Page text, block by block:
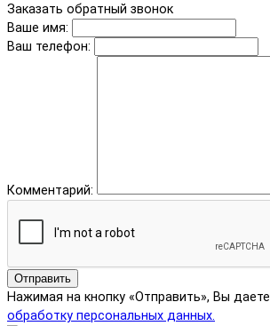
Заказать обратный звонок
Ваше имя:
Ваш телефон:
Комментарий:
Отправить
Нажимая на кнопку «Отправить», Вы даете
обработку персональных данных.